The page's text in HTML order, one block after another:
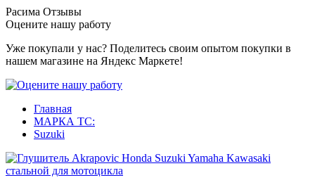
Расима Отзывы
Оцените нашу работу
Уже покупали у нас? Поделитесь своим опытом покупки в
нашем магазине на Яндекс Маркете!
Главная
МАРКА ТС:
Suzuki